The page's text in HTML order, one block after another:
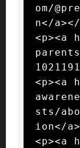
om/
n</
<p><a
sts/
ion</
<p><a